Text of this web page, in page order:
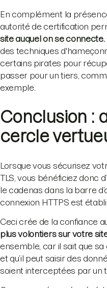
En complément la
autorité de certification
site auquel on se connecte.
des techniques
certains pirates pour
passer pour un tiers,
exemple.
Conclusion :
cercle
Lorsque vous sécurisez
TLS, vous bénéficiez donc
le cadenas dans la barre
connexion HTTPS est
Ceci crée de la confiance
plus volontiers sur votre
ensemble, car il sait que
et qu’il peut saisir des
soient interceptées par un